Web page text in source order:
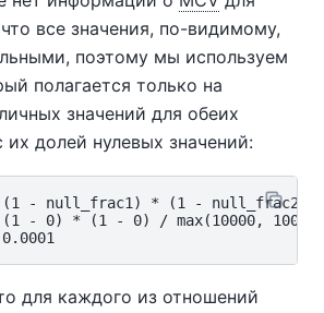
все значения, по-видимому,
поэтому мы используем
полагается только на
значений для обеих
их долей нулевых значений:
- null_frac1) * (1 - null_frac2) *
- 0) * (1 - 0) / max(10000, 10000)
для каждого из отношений